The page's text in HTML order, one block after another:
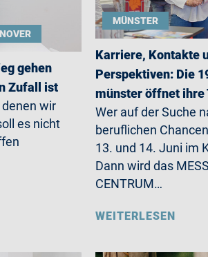
gehen
Zufall ist
wir
es nicht
MÜNSTER
Karriere, Kontakte
Perspektiven: Die
münster öffnet ihre
Wer auf der Suche
beruflichen
13. und 14. Juni im
Dann wird das
CENTRUM…
WEITERLESEN